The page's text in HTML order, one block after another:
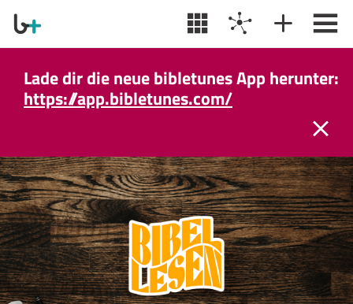
Lade dir die neue bibletunes App herunter:
https://app.bibletunes.com/